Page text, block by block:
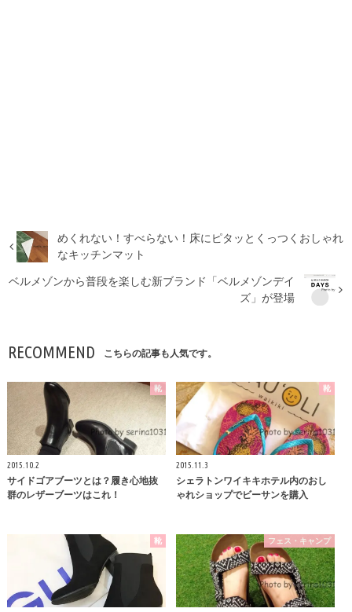
めくれない！すべらない！床にピタッとくっつくおしゃれ
なキッチンマット
ベルメゾンから普段を楽しむ新ブランド「ベルメゾンデイ
ズ」が登場
RECOMMEND こちらの記事も人気です。
靴
2015.10.2
サイドゴアブーツとは？履き心地抜
群のレザーブーツはこれ！
靴
2015.11.3
シェラトンワイキキホテル内のおし
ゃれショップでビーサンを購入
靴 フェス・キャンプ